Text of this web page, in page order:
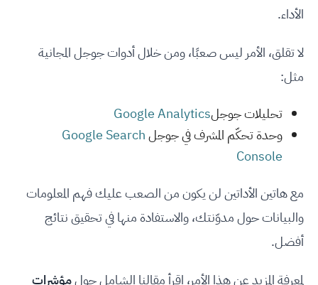
الأداء.
لا تقلق، الأمر ليس صعبًا، ومن خلال أدوات جوجل المجانية
مثل:
تحليلات جوجلGoogle Analytics
وحدة تحكّم المشرف في جوجلGoogle Search
Console
مع هاتين الأداتين لن يكون من الصعب عليك فهم المعلومات
والبيانات حول مدوّنتك، والاستفادة منها في تحقيق نتائج
أفضل.
لمعرفة المزيد عن هذا الأمر، اقرأ مقالنا الشامل حولمؤشرات